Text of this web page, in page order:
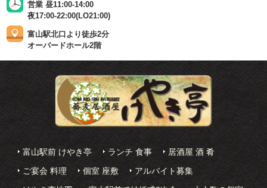
営業 昼11:00-14:00
夜17:00-22:00(LO21:00)
富山駅北口より徒歩2分
オーバードホール2階
富山駅前 けやき亭 ランチ 食事 居酒屋 酒 肴
ご宴会 料理 個室 座敷 アルバイト募集